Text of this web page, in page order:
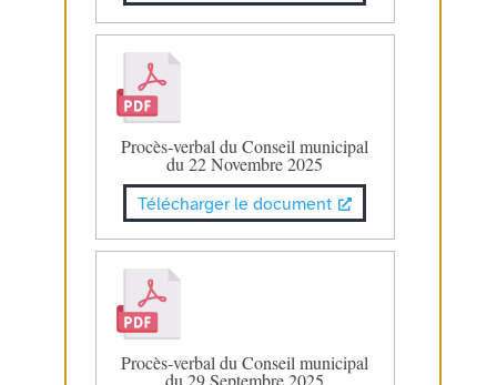
Procès-verbal du Conseil municipal
du 22 Novembre 2025
Télécharger le document
Procès-verbal du Conseil municipal
du 29 Septembre 2025